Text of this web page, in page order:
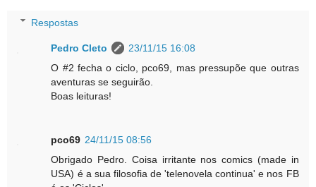
Respostas
Pedro Cleto
23/11/15 16:08
O #2 fecha o ciclo, pco69, mas pressupõe que outras
aventuras se seguirão.
Boas leituras!
pco69 24/11/15 08:56
Obrigado Pedro. Coisa irritante nos comics (made in
USA) é a sua filosofia de 'telenovela continua' e nos FB